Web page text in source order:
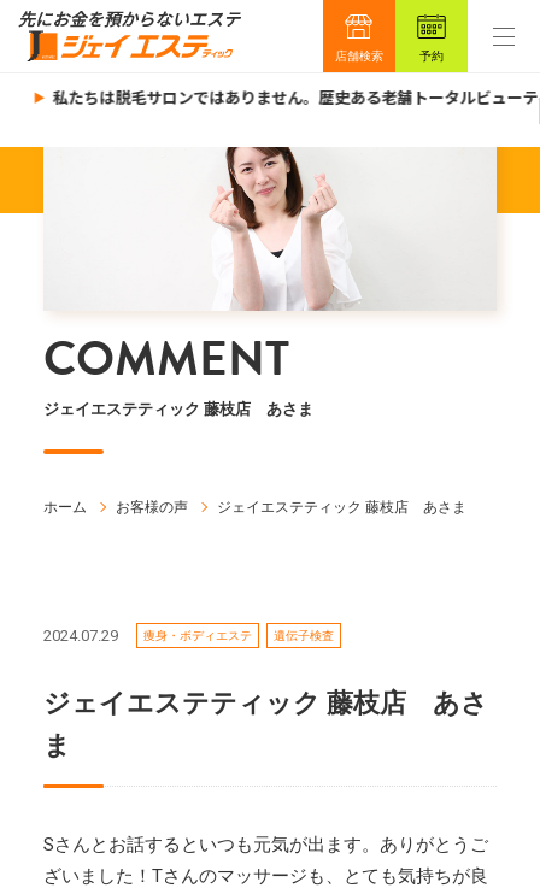
店舗検索 予約
私たちは脱毛サロンではありません。歴史ある老舗トータルビューテ
COMMENT
ジェイエステティック 藤枝店 あさま
ホーム お客様の声 ジェイエステティック 藤枝店 あさま
2024.07.29 痩身・ボディエステ 遺伝子検査
ジェイエステティック 藤枝店 あさ
ま
Sさんとお話するといつも元気が出ます。ありがとうご
ざいました！Tさんのマッサージも、とても気持ちが良